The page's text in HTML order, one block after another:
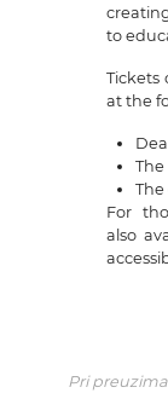
to
Tickets
at the
For
also
Pri